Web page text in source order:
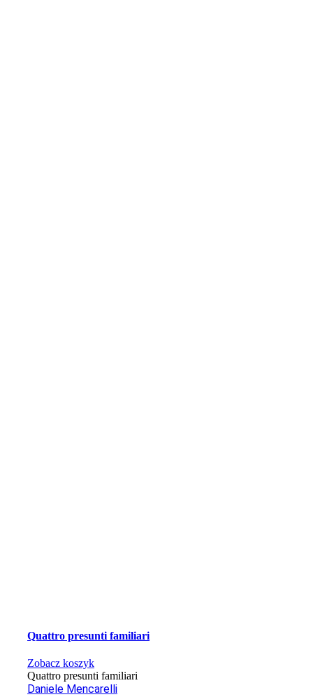
Quattro presunti familiari
Zobacz koszyk
Quattro presunti familiari
Daniele Mencarelli